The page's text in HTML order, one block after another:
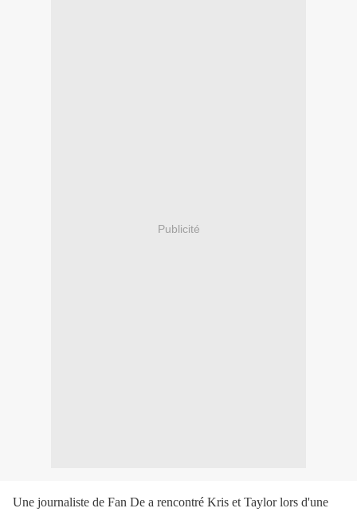
Publicité
Une journaliste de Fan De a rencontré Kris et Taylor lors d'une